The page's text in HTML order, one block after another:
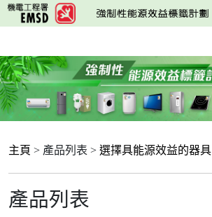
跳
至
要
內
容
主頁 > 產品列表 > 選擇具能源效益的器具
產品列表